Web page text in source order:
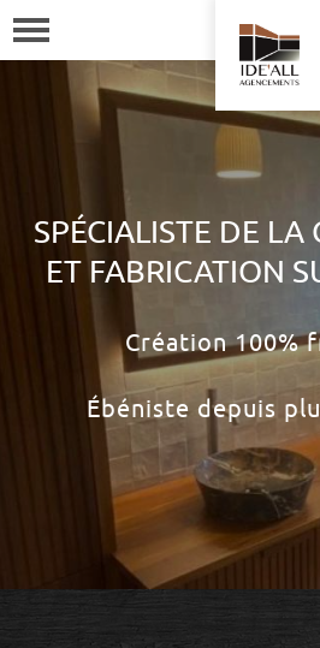
SPÉCIALISTE DE LA
ET FABRICATION
Création 100%
Ébéniste depuis